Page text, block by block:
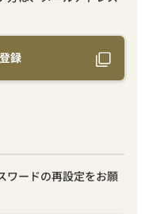
録
ワードの再設定をお願